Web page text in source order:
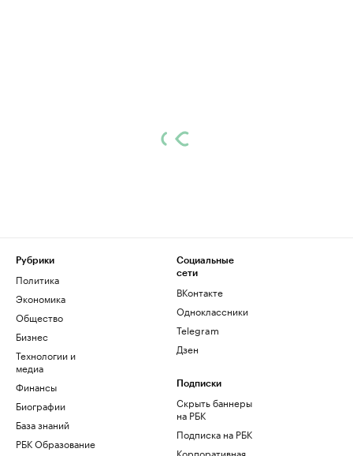
Рубрики
Политика
Экономика
Общество
Бизнес
Технологии и
медиа
Финансы
Биографии
База знаний
РБК Образование
Социальные
сети
ВКонтакте
Одноклассники
Telegram
Дзен
Подписки
Скрыть баннеры
на РБК
Подписка на РБК
Корпоративная